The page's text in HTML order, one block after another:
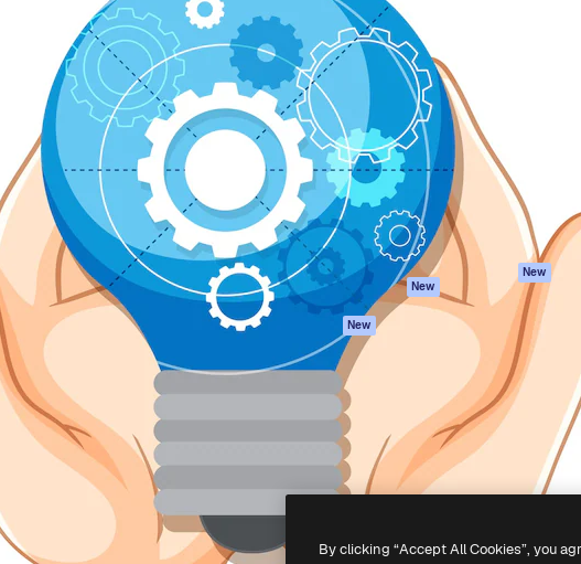
criativa para você direcionar
melhor trabalho. Mais de 1 milhão de
entre criativos, empresas,
e estúdios.
Português
Produtos
Spaces
Assistente de IA
Gerador de
imagens
Gerador de vídeos
Texto para voz
Conteúdo de stock
MCP para
Claude/ChatGPT
New
New
API
App móvel
Todas as
ferramentas
Academy
Documentação
Atendimento
Termos e
condições
Política de
privacidade
Originais New
Política de
Central de
confiabilidade
Afiliados
Empresas
© 2010- 2026 Freepik Company S.L.U. Todos os direitos reservados.
By clicking “Accept All Cookies”, you